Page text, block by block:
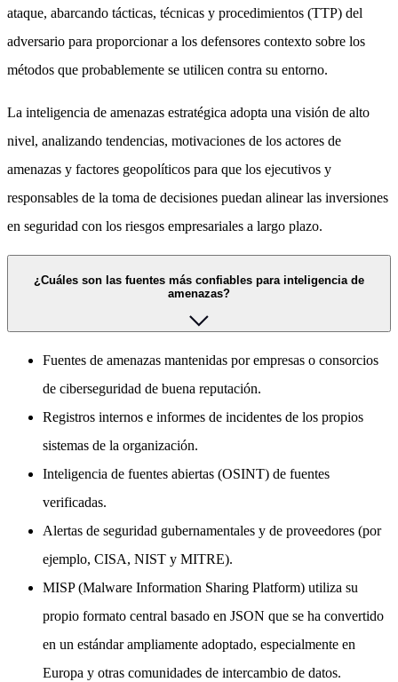
ataque, abarcando tácticas, técnicas y procedimientos (TTP) del
adversario para proporcionar a los defensores contexto sobre los
métodos que probablemente se utilicen contra su entorno.
La inteligencia de amenazas estratégica adopta una visión de alto
nivel, analizando tendencias, motivaciones de los actores de
amenazas y factores geopolíticos para que los ejecutivos y
responsables de la toma de decisiones puedan alinear las inversiones
en seguridad con los riesgos empresariales a largo plazo.
¿Cuáles son las fuentes más confiables para inteligencia de
amenazas?
Fuentes de amenazas mantenidas por empresas o consorcios
de ciberseguridad de buena reputación.
Registros internos e informes de incidentes de los propios
sistemas de la organización.
Inteligencia de fuentes abiertas (OSINT) de fuentes
verificadas.
Alertas de seguridad gubernamentales y de proveedores (por
ejemplo, CISA, NIST y MITRE).
MISP (Malware Information Sharing Platform) utiliza su
propio formato central basado en JSON que se ha convertido
en un estándar ampliamente adoptado, especialmente en
Europa y otras comunidades de intercambio de datos.